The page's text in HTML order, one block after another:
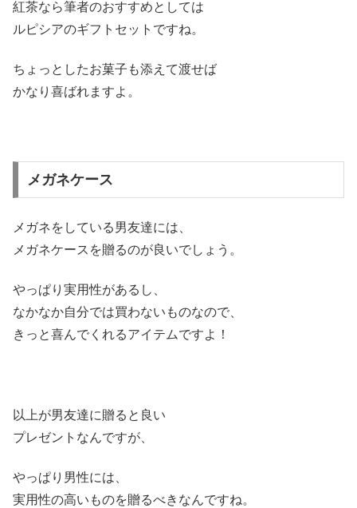
紅茶なら筆者のおすすめとしては
ルピシアのギフトセットですね。
ちょっとしたお菓子も添えて渡せば
かなり喜ばれますよ。
メガネケース
メガネをしている男友達には、
メガネケースを贈るのが良いでしょう。
やっぱり実用性があるし、
なかなか自分では買わないものなので、
きっと喜んでくれるアイテムですよ！
以上が男友達に贈ると良い
プレゼントなんですが、
やっぱり男性には、
実用性の高いものを贈るべきなんですね。